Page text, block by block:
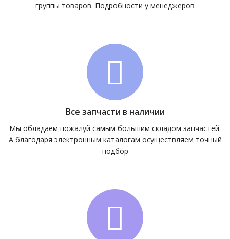
группы товаров. Подробности у менеджеров
Все запчасти в наличии
Мы обладаем пожалуй самым большим складом запчастей.
А благодаря электронным каталогам осуществляем точный
подбор